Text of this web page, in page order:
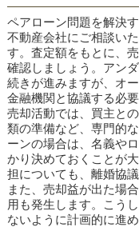
ペアローン問題を解決
不動産会社にご相談い
す。査定額をもとに、
確認しましょう。アン
続きが進みますが、オ
金融機関と協議する必要
売却活動では、買主と
類の準備など、専門的
ーンの場合は、名義や
かり決めておくことが
担についても、離婚協
また、売却益が出た場
用も発生します。こう
ないように計画的に進